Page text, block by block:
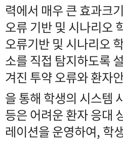
력에서 매우 큰 효과
오류 기반 및 시나리오
오류기반 및 시나리오
소를 직접 탐지하도록
겨진 투약 오류와 환자
을 통해 학생의 시스템
등은 어려운 환자 응대
레이션을 운영하여, 학